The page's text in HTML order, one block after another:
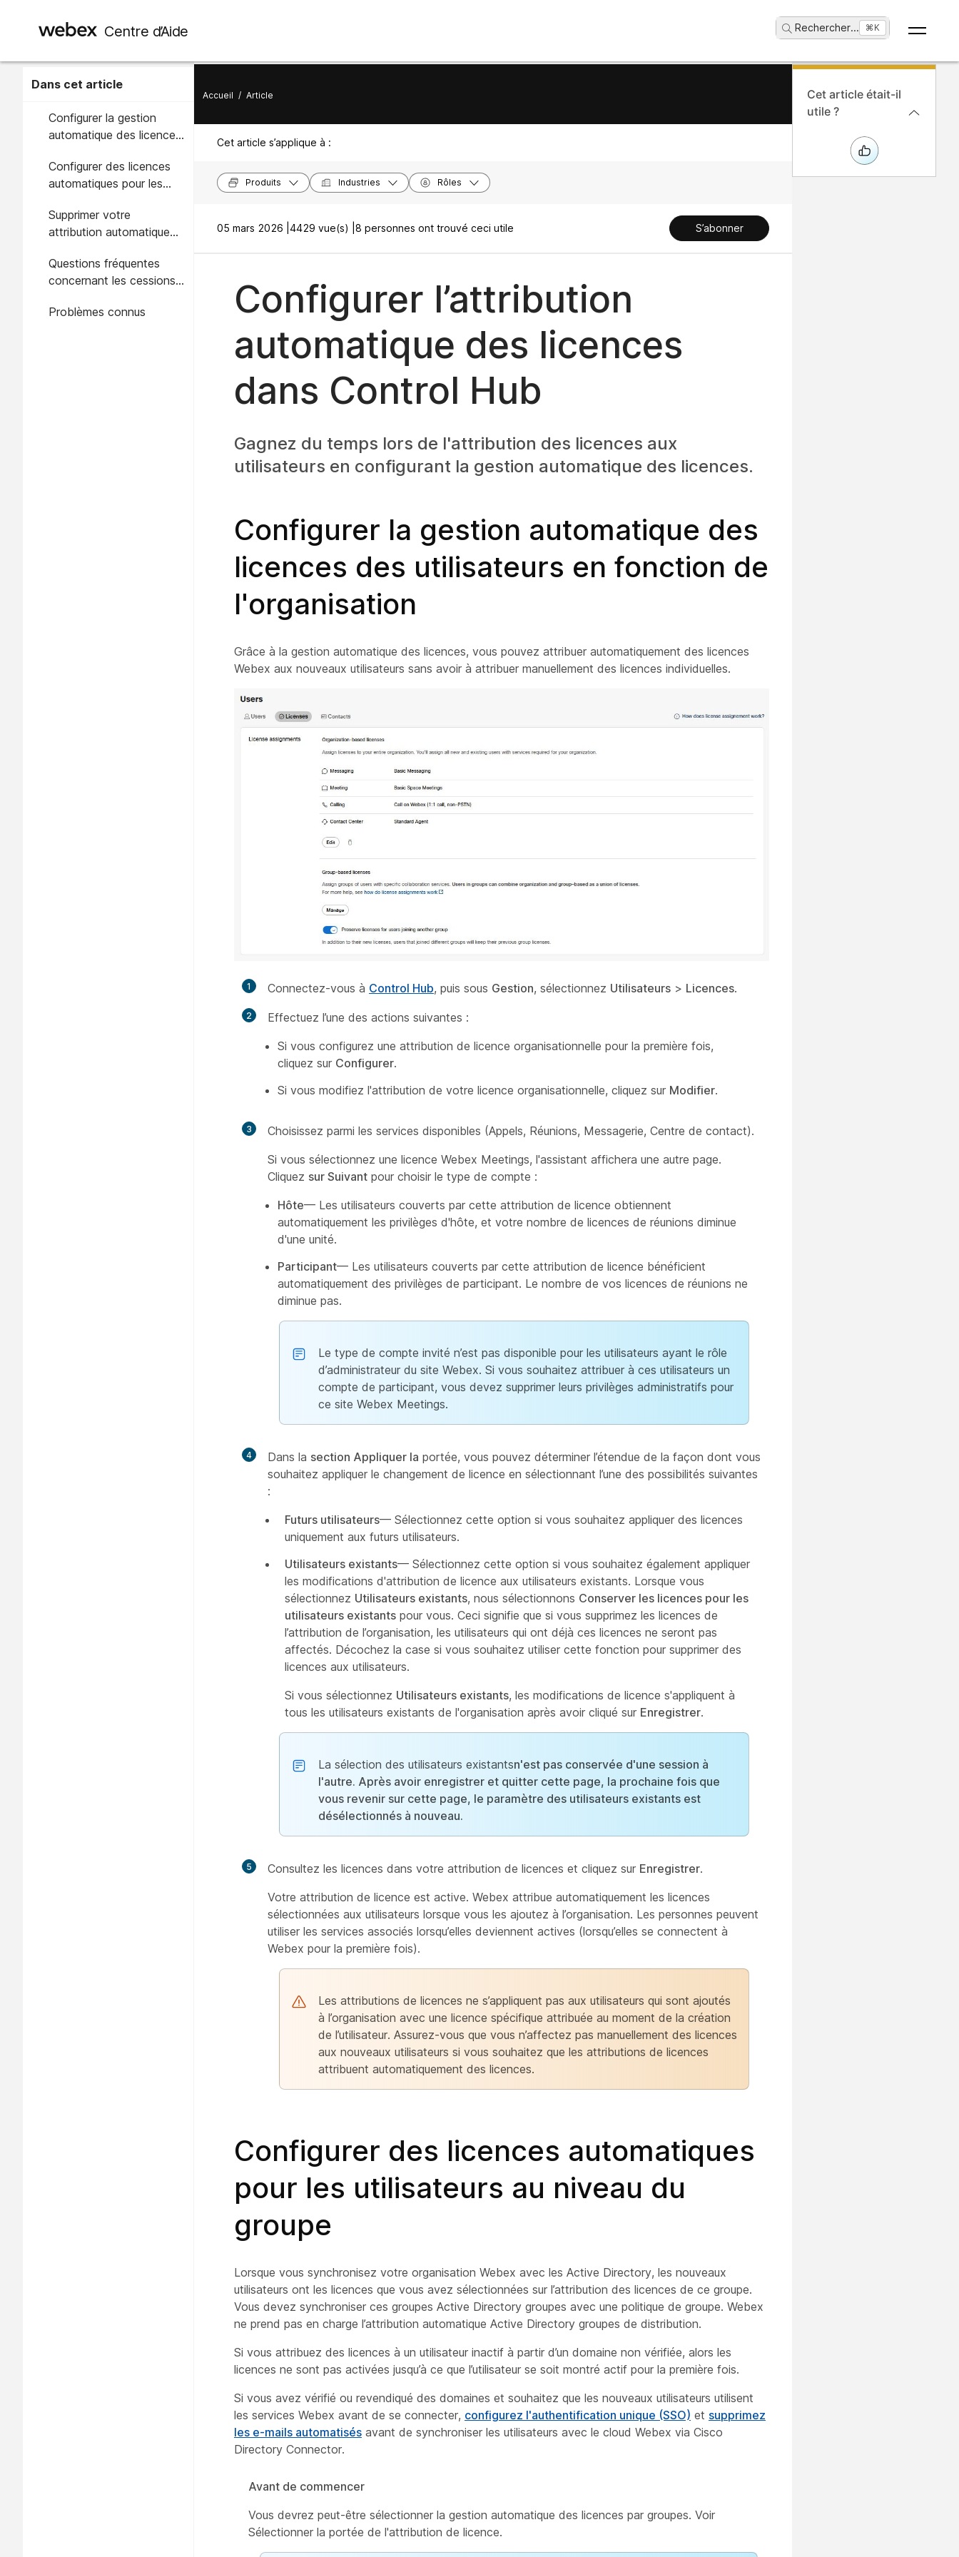
Centre d’Aide Rechercher... ⌘K
Dans cet article
Configurer la gestion
automatique des licences
fonction de l'organisation
Configurer des licences
automatiques pour les
groupe
Supprimer votre
attribution automatique
Questions fréquentes
concernant les cessions
Problèmes connus
Accueil / Article
Cet article s’applique à :
Produits Industries Rôles
05 mars 2026 | 4429 vue(s) | 8 personnes ont trouvé ceci utile S’abonner
Configurer l’attribution
automatique des licences
dans Control Hub
Gagnez du temps lors de l'attribution des licences aux
utilisateurs en configurant la gestion automatique des licences.
Configurer la gestion automatique des
licences des utilisateurs en fonction de
l'organisation
Grâce à la gestion automatique des licences, vous pouvez attribuer automatiquement des licences
Webex aux nouveaux utilisateurs sans avoir à attribuer manuellement des licences individuelles.
1 Connectez-vous à Control Hub, puis sous Gestion, sélectionnez Utilisateurs > Licences.
2
Effectuez l’une des actions suivantes :
Si vous configurez une attribution de licence organisationnelle pour la première fois,
cliquez sur Configurer.
Si vous modifiez l'attribution de votre licence organisationnelle, cliquez sur Modifier.
3
Choisissez parmi les services disponibles (Appels, Réunions, Messagerie, Centre de contact).
Si vous sélectionnez une licence Webex Meetings, l'assistant affichera une autre page.
Cliquez sur Suivant pour choisir le type de compte :
Hôte— Les utilisateurs couverts par cette attribution de licence obtiennent
automatiquement les privilèges d'hôte, et votre nombre de licences de réunions diminue
d'une unité.
Participant— Les utilisateurs couverts par cette attribution de licence bénéficient
automatiquement des privilèges de participant. Le nombre de vos licences de réunions ne
diminue pas.
Le type de compte invité n’est pas disponible pour les utilisateurs ayant le rôle
d’administrateur du site Webex. Si vous souhaitez attribuer à ces utilisateurs un
compte de participant, vous devez supprimer leurs privilèges administratifs pour
ce site Webex Meetings.
4 Dans la section Appliquer la portée, vous pouvez déterminer l’étendue de la façon dont vous
souhaitez appliquer le changement de licence en sélectionnant l’une des possibilités suivantes
:
Futurs utilisateurs— Sélectionnez cette option si vous souhaitez appliquer des licences
uniquement aux futurs utilisateurs.
Utilisateurs existants— Sélectionnez cette option si vous souhaitez également appliquer
les modifications d'attribution de licence aux utilisateurs existants. Lorsque vous
sélectionnez Utilisateurs existants, nous sélectionnons Conserver les licences pour les
utilisateurs existants pour vous. Ceci signifie que si vous supprimez les licences de
l’attribution de l’organisation, les utilisateurs qui ont déjà ces licences ne seront pas
affectés. Décochez la case si vous souhaitez utiliser cette fonction pour supprimer des
licences aux utilisateurs.
Si vous sélectionnez Utilisateurs existants, les modifications de licence s'appliquent à
tous les utilisateurs existants de l'organisation après avoir cliqué sur Enregistrer.
La sélection des utilisateurs existantsn'est pas conservée d'une session à
l'autre. Après avoir enregistrer et quitter cette page, la prochaine fois que
vous revenir sur cette page, le paramètre des utilisateurs existants est
désélectionnés à nouveau.
5 Consultez les licences dans votre attribution de licences et cliquez sur Enregistrer.
Votre attribution de licence est active. Webex attribue automatiquement les licences
sélectionnées aux utilisateurs lorsque vous les ajoutez à l’organisation. Les personnes peuvent
utiliser les services associés lorsqu’elles deviennent actives (lorsqu’elles se connectent à
Webex pour la première fois).
Les attributions de licences ne s’appliquent pas aux utilisateurs qui sont ajoutés
à l’organisation avec une licence spécifique attribuée au moment de la création
de l’utilisateur. Assurez-vous que vous n’affectez pas manuellement des licences
aux nouveaux utilisateurs si vous souhaitez que les attributions de licences
attribuent automatiquement des licences.
Configurer des licences automatiques
pour les utilisateurs au niveau du
groupe
Lorsque vous synchronisez votre organisation Webex avec les Active Directory, les nouveaux
utilisateurs ont les licences que vous avez sélectionnées sur l’attribution des licences de ce groupe.
Vous devez synchroniser ces groupes Active Directory groupes avec une politique de groupe. Webex
ne prend pas en charge l’attribution automatique Active Directory groupes de distribution.
Si vous attribuez des licences à un utilisateur inactif à partir d’un domaine non vérifiée, alors les
licences ne sont pas activées jusqu’à ce que l’utilisateur se soit montré actif pour la première fois.
Si vous avez vérifié ou revendiqué des domaines et souhaitez que les nouveaux utilisateurs utilisent
les services Webex avant de se connecter, configurez l'authentification unique (SSO) et supprimez
les e-mails automatisés avant de synchroniser les utilisateurs avec le cloud Webex via Cisco
Directory Connector.
Avant de commencer
Vous devrez peut-être sélectionner la gestion automatique des licences par groupes. Voir
Sélectionner la portée de l'attribution de licence.
Cet article était-il
utile ?